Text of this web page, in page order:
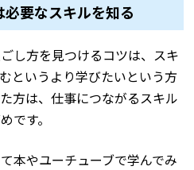
要なスキルを知る
し方を見つけるコツは、スキ
というより学びたいという方
方は、仕事につながるスキル
です。
本やユーチューブで学んでみ